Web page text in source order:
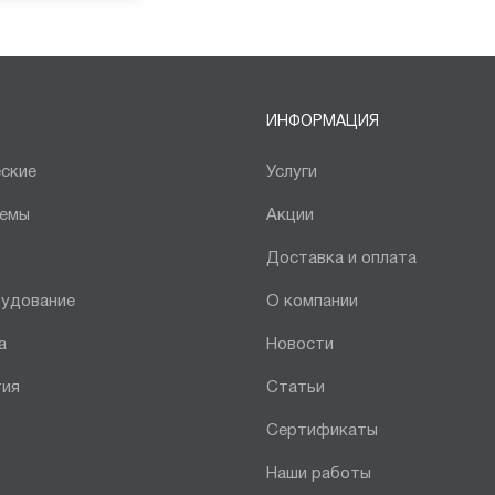
ИНФОРМАЦИЯ
Услуги
Акции
Доставка и оплата
О компании
Новости
Статьи
Сертификаты
Наши работы